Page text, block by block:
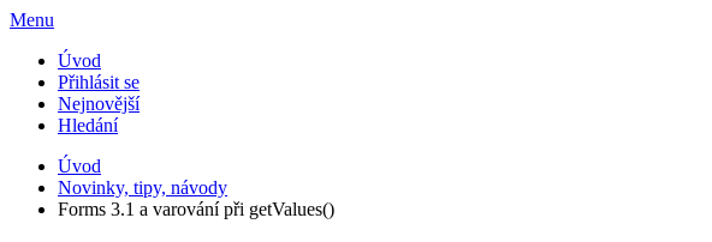
Menu
Úvod
Přihlásit se
Nejnovější
Hledání
Úvod
Novinky, tipy, návody
Forms 3.1 a varování při getValues()